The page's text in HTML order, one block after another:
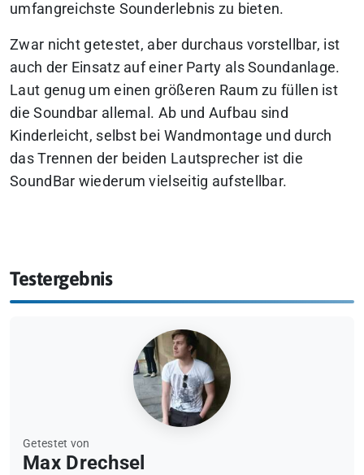
umfangreichste Sounderlebnis zu bieten.
Zwar nicht getestet, aber durchaus vorstellbar, ist
auch der Einsatz auf einer Party als Soundanlage.
Laut genug um einen größeren Raum zu füllen ist
die Soundbar allemal. Ab und Aufbau sind
Kinderleicht, selbst bei Wandmontage und durch
das Trennen der beiden Lautsprecher ist die
SoundBar wiederum vielseitig aufstellbar.
Testergebnis
Getestet von
Max Drechsel